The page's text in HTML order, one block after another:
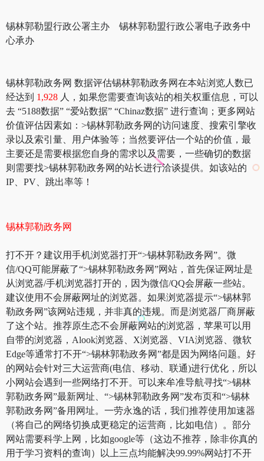
锡林郭勒盟行政公署主办 锡林郭勒盟行政公署电子政务中
心承办
锡林郭勒政务网 数据评估锡林郭勒政务网在本站浏览人数已
经达到 1,928 人，如果您需要查询该站的相关权重信息，可以
去 “5188数据” “爱站数据” “Chinaz数据” 进行查询；更多网站
价值评估因素如：>锡林郭勒政务网的访问速度、搜索引擎收
录以及索引量、用户体验等；当然要评估一个站的价值，最
主要还是需要根据您自身的需求以及需要，一些确切的数据
则需要找>锡林郭勒政务网的站长进行洽谈提供。如该站的
IP、PV、跳出率等！
锡林郭勒政务网
打不开？建议用手机浏览器打开“>锡林郭勒政务网”。微
信/QQ可能屏蔽了“>锡林郭勒政务网”网站，首先保证网址是
从浏览器/手机浏览器打开的，因为微信/QQ会屏蔽一些站。
建议使用不会屏蔽网址的浏览器。如果浏览器提示“>锡林郭
勒政务网”该网站违规，并非真的违规。而是浏览器厂商屏蔽
了这个站。推荐原生态不会屏蔽网站的浏览器，苹果可以用
自带的浏览器，Alook浏览器、X浏览器、VIA浏览器、微软
Edge等通常打不开“>锡林郭勒政务网”都是因为网络问题。好
的网站会针对三大运营商(电信、移动、联通)进行优化，所以
小网站会遇到一些网络打不开。可以来牟准导航寻找“>锡林
郭勒政务网”最新网址、“>锡林郭勒政务网”发布页和“>锡林
郭勒政务网”备用网址。一劳永逸的话，我们推荐使用加速器
（将自己的网络切换成更稳定的运营商，比如电信）。部分
网站需要科学上网，比如google等（这边不推荐，除非你真的
用于学习资料的查询）以上三点均能解决99.99%网站打不开